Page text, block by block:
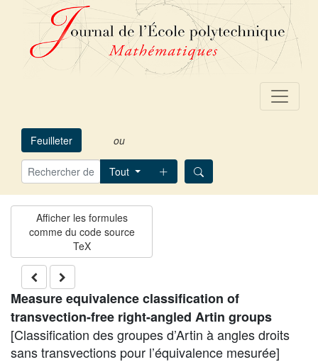
Feuilleter ou
Tout
Measure equivalence classification of
transvection-free right-angled Artin groups
[Classification des groupes d’Artin à angles droits
sans transvections pour l’équivalence mesurée]